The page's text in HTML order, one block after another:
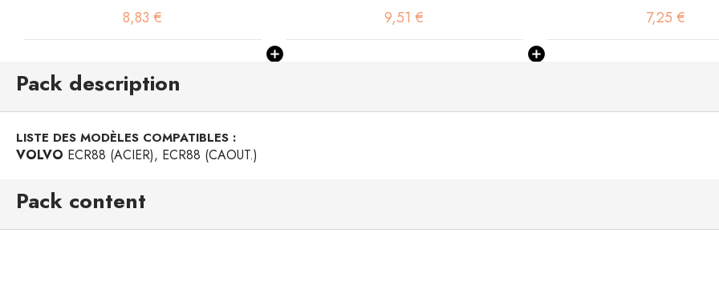
8,83 € 9,51 € 7,25 €
Pack description
LISTE DES MODÈLES COMPATIBLES :
VOLVO ECR88 (ACIER), ECR88 (CAOUT.)
Pack content